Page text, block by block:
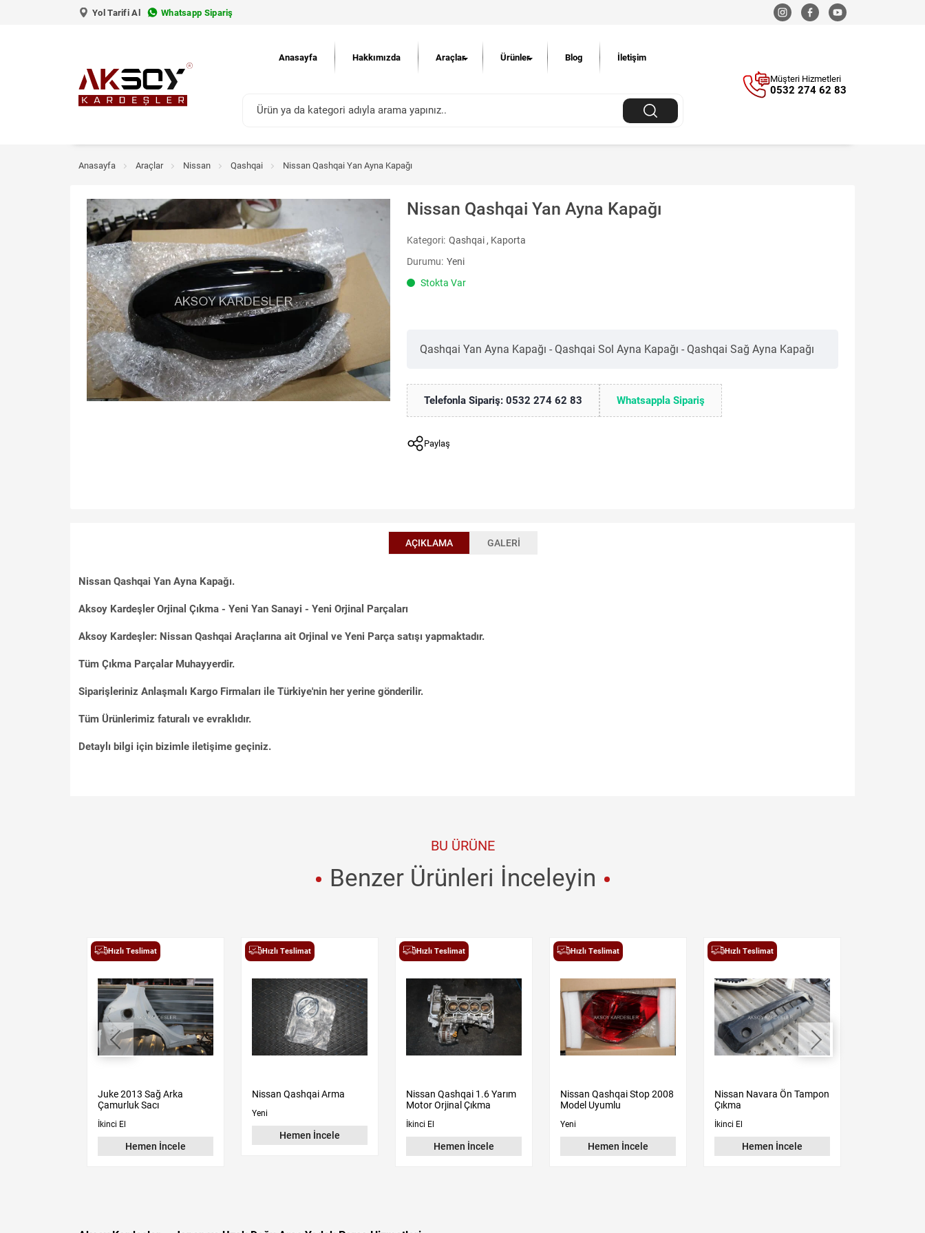
Yol Tarifi Al Whatsapp Sipariş
Anasayfa Hakkımızda Araçlar Ürünler Blog İletişim
Müşteri Hizmetleri
0532 274 62 83
Anasayfa Araçlar Nissan Qashqai Nissan Qashqai Yan Ayna Kapağı
Nissan Qashqai Yan Ayna Kapağı
Kategori: Qashqai , Kaporta
Durumu: Yeni
Stokta Var
Qashqai Yan Ayna Kapağı - Qashqai Sol Ayna Kapağı - Qashqai Sağ Ayna Kapağı
Telefonla Sipariş: 0532 274 62 83 Whatsappla Sipariş
Paylaş
AÇIKLAMA GALERI
Nissan Qashqai Yan Ayna Kapağı.
Aksoy Kardeşler Orjinal Çıkma - Yeni Yan Sanayi - Yeni Orjinal Parçaları
Aksoy Kardeşler: Nissan Qashqai Araçlarına ait Orjinal ve Yeni Parça satışı yapmaktadır.
Tüm Çıkma Parçalar Muhayyerdir.
Siparişleriniz Anlaşmalı Kargo Firmaları ile Türkiye'nin her yerine gönderilir.
Tüm Ürünlerimiz faturalı ve evraklıdır.
Detaylı bilgi için bizimle iletişime geçiniz.
BU ÜRÜNE
Benzer Ürünleri İnceleyin
Hızlı Teslimat
Juke 2013 Sağ Arka
Çamurluk Sacı
İkinci El
Hemen İncele
Hızlı Teslimat
Nissan Qashqai Arma
Yeni
Hemen İncele
Hızlı Teslimat
Nissan Qashqai 1.6 Yarım
Motor Orjinal Çıkma
İkinci El
Hemen İncele
Hızlı Teslimat
Nissan Qashqai Stop 2008
Model Uyumlu
Yeni
Hemen İncele
Hızlı Teslimat
Nissan Navara Ön Tampon
Çıkma
İkinci El
Hemen İncele